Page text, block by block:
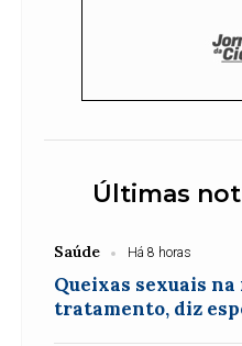
Últimas
Saúde Há 8 horas
Queixas sexuais
tratamento, diz